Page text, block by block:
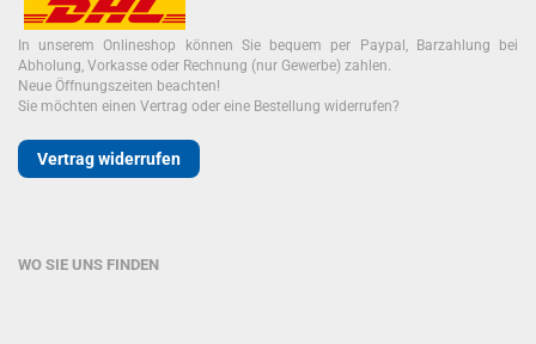
In unserem Onlineshop können Sie bequem per Paypal, Barzahlung bei
Abholung, Vorkasse oder Rechnung (nur Gewerbe) zahlen.
Neue Öffnungszeiten beachten!
Sie möchten einen Vertrag oder eine Bestellung widerrufen?
Vertrag widerrufen
WO SIE UNS FINDEN